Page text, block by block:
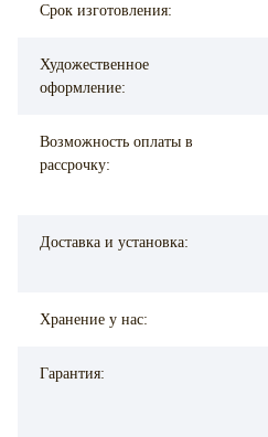
Срок изготовления:
Художественное
оформление:
Возможность оплаты в
рассрочку:
Доставка и установка:
Хранение у нас:
Гарантия: